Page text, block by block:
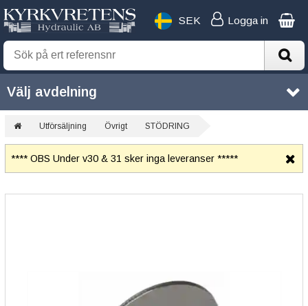
Logga in
SEK
Välj avdelning
Utförsäljning Övrigt STÖDRING
**** OBS Under v30 & 31 sker inga leveranser *****